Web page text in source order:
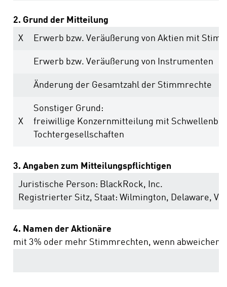
2. Grund der Mitteilung
X
Erwerb bzw. Veräußerung von Aktien mit
Erwerb bzw. Veräußerung von Instrumenten
Änderung der Gesamtzahl der Stimmrechte
X
Sonstiger Grund:
freiwillige Konzernmitteilung mit
Tochtergesellschaften
3. Angaben zum Mitteilungspflichtigen
Juristische Person: BlackRock, Inc.
Registrierter Sitz, Staat: Wilmington, Delaware,
4. Namen der Aktionäre
mit 3% oder mehr Stimmrechten, wenn abweichend